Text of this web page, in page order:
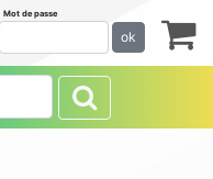
Mot de passe
ok